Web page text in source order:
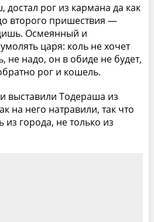
достал рог из кармана да как
второго пришествия —
Осмеянный и
царя: коль не хочет
не надо, он в обиде не будет,
рог и кошель.
выставили Тодераша из
на него натравили, так что
города, не только из